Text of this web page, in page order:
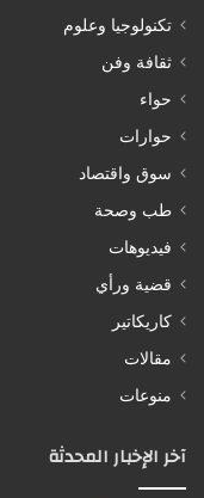
تكنولوجيا وعلوم
ثقافة وفن
حواء
حوارات
سوق واقتصاد
طب وصحة
فيديوهات
قضية ورأي
كاريكاتير
مقالات
منوعات
آخر الإخبار المحدثة